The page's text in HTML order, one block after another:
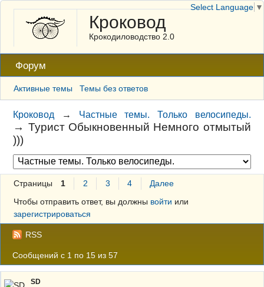
Кроковод
Крокодиловодство 2.0
Форум
Активные темы Темы без ответов
Кроковод → Частные темы. Только велосипеды.
→ Турист Обыкновенный Немного отмытый
)))
Страницы 1 2 3 4
Далее
Чтобы отправить ответ, вы должны войти или
зарегистрироваться
RSS
Сообщений с 1 по 15 из 57
SD
Select Language ▼